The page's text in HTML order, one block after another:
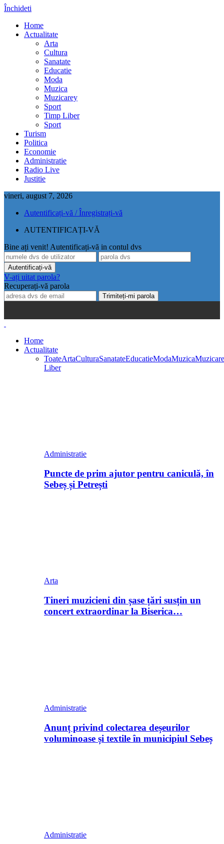
Închideti
Home
Actualitate
Arta
Cultura
Sanatate
Educatie
Moda
Muzica
Muzicarey
Sport
Timp Liber
Sport
Turism
Politica
Economie
Administratie
Radio Live
Justitie
vineri, august 7, 2026
Autentificați-vă / Înregistrați-vă
AUTENTIFICAȚI-VĂ
Bine ați venit! Autentificați-vă in contul dvs
V-ați uitat parola?
Recuperați-vă parola
Home
Actualitate
ToateArtaCulturaSanatateEducatieModaMuzica
Liber
Administratie
Puncte de prim ajutor pentru caniculă, în
Sebeș și Petrești
Arta
Tineri muzicieni din șase țări susțin un
concert extraordinar la Biserica…
Administratie
Anunț privind colectarea deșeurilor
voluminoase și textile în municipiul Sebeș
Administratie